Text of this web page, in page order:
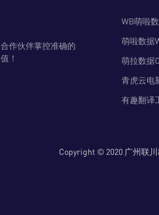
作伙伴掌控准确的
！
WB萌啦
萌啦数据
萌拉数据
青虎云电
有趣翻译
Copyright © 2020 广州联